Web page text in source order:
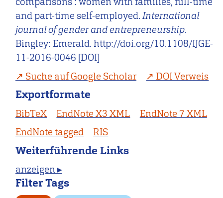
and part-time self-employed.International
journal of gender and entrepreneurship.
Bingley: Emerald. http://doi.org/10.1108/IJGE-
11-2016-0046 [DOI]
Suche auf Google Scholar
DOI Verweis
Exportformate
BibTeX EndNote X3 XML
EndNote 7 XML
EndNote tagged
RIS
Weiterführende Links
anzeigen ▸
Filter Tags